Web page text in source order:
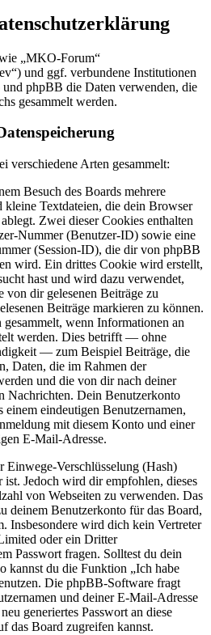
„MKO-Forum“
und ggf. verbundene Institutionen
phpBB die Daten verwenden, die
gesammelt werden.
verschiedene Arten gesammelt:
Besuch des Boards mehrere
kleine Textdateien, die dein Browser
Zwei dieser Cookies enthalten
Nummer (Benutzer-ID) sowie eine
(Session-ID), die dir von phpBB
wird. Ein drittes Cookie wird erstellt,
hast und wird dazu verwendet,
von dir gelesenen Beiträge zu
Beiträge markieren zu können.
wenn Informationen an
werden. Dies betrifft — ohne
— zum Beispiel Beiträge, die
Daten, die im Rahmen der
und die von dir nach deiner
Nachrichten. Dein Benutzerkonto
einem eindeutigen Benutzernamen,
mit diesem Konto und einer
E-Mail-Adresse.
Verschlüsselung (Hash)
ist. Jedoch wird dir empfohlen, dieses
von Webseiten zu verwenden. Das
deinem Benutzerkonto für das Board,
Insbesondere wird dich kein Vertreter
oder ein Dritter
Passwort fragen. Solltest du dein
kannst du die Funktion „Ich habe
Die phpBB-Software fragt
und deiner E-Mail-Adresse
generiertes Passwort an diese
das Board zugreifen kannst.